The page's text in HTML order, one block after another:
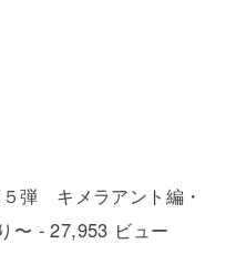
弾 キメラアント編・
〜 - 27,953 ビュー